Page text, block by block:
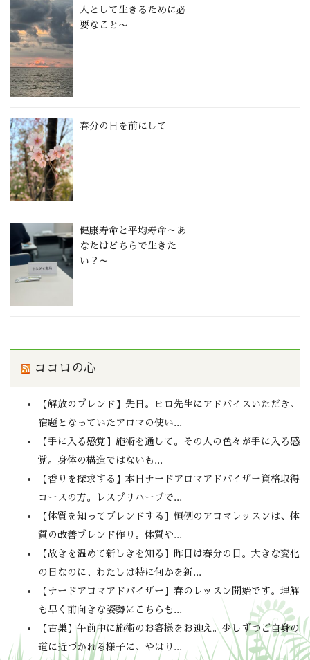
人として生きるために必
要なこと〜
春分の日を前にして
健康寿命と平均寿命～あ
なたはどちらで生きた
い？～
ココロの心
【解放のブレンド】先日。ヒロ先生にアドバイスいただき、
宿題となっていたアロマの使い...
【手に入る感覚】施術を通して。その人の色々が手に入る感
覚。身体の構造ではないも...
【香りを探求する】本日ナードアロマアドバイザー資格取得
コースの方。レスプリハーブで...
【体質を知ってブレンドする】恒例のアロマレッスンは、体
質の改善ブレンド作り。体質や...
【故きを温めて新しきを知る】昨日は春分の日。大きな変化
の日なのに、わたしは特に何かを新...
【ナードアロマアドバイザー】春のレッスン開始です。理解
も早く前向きな姿勢にこちらも...
【古巣】午前中に施術のお客様をお迎え。少しずつご自身の
道に近づかれる様子に、やはり...